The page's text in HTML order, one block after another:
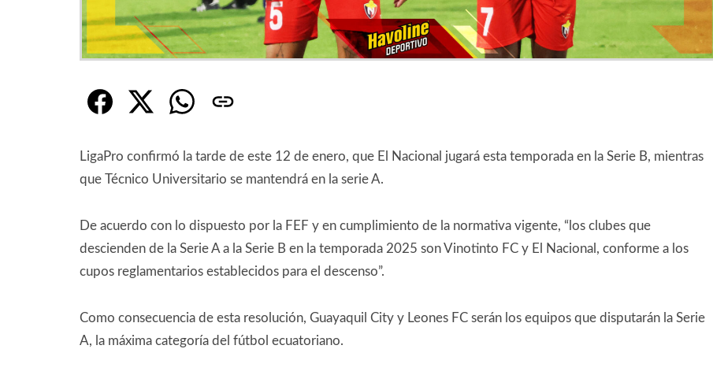
LigaPro confirmó la tarde de este 12 de enero, que El Nacional jugará esta temporada en la Serie B, mientras
que Técnico Universitario se mantendrá en la serie A.
De acuerdo con lo dispuesto por la FEF y en cumplimiento de la normativa vigente, “los clubes que
descienden de la Serie A a la Serie B en la temporada 2025 son Vinotinto FC y El Nacional, conforme a los
cupos reglamentarios establecidos para el descenso”.
Como consecuencia de esta resolución, Guayaquil City y Leones FC serán los equipos que disputarán la Serie
A, la máxima categoría del fútbol ecuatoriano.